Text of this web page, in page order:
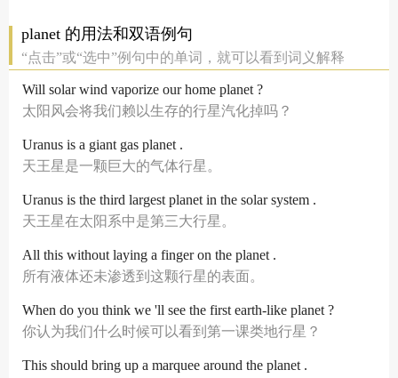
planet 的用法和双语例句
“点击”或“选中”例句中的单词，就可以看到词义解释
Will solar wind vaporize our home planet ?
太阳风会将我们赖以生存的行星汽化掉吗？
Uranus is a giant gas planet .
天王星是一颗巨大的气体行星。
Uranus is the third largest planet in the solar system .
天王星在太阳系中是第三大行星。
All this without laying a finger on the planet .
所有液体还未渗透到这颗行星的表面。
When do you think we 'll see the first earth-like planet ?
你认为我们什么时候可以看到第一课类地行星？
This should bring up a marquee around the planet .